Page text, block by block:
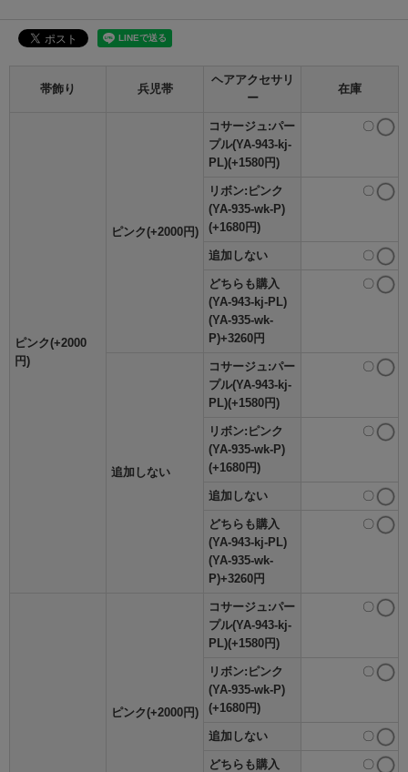
帯飾り 兵児帯
ヘアアクセサリ
ー
在庫
ピンク(+2000
円)
ピンク(+2000円)
コサージュ:パー
プル(YA-943-kj-
PL)(+1580円)
〇
リボン:ピンク
(YA-935-wk-P)
(+1680円)
〇
追加しない 〇
どちらも購入
(YA-943-kj-PL)
(YA-935-wk-
P)+3260円
〇
追加しない
コサージュ:パー
プル(YA-943-kj-
PL)(+1580円)
〇
リボン:ピンク
(YA-935-wk-P)
(+1680円)
〇
追加しない 〇
どちらも購入
(YA-943-kj-PL)
(YA-935-wk-
P)+3260円
〇
ピンク(+2000円)
コサージュ:パー
プル(YA-943-kj-
PL)(+1580円)
〇
リボン:ピンク
(YA-935-wk-P)
(+1680円)
〇
追加しない 〇
どちらも購入
〇